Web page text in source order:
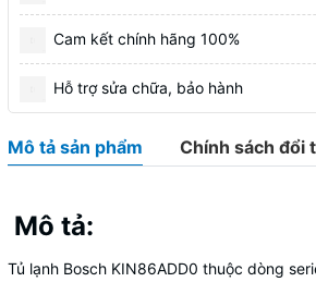
Cam kết chính hãng 100%
Hỗ trợ sửa chữa, bảo hành
Mô tả sản phẩm Chính sách đổi
Mô tả:
Tủ lạnh Bosch KIN86ADD0 thuộc dòng